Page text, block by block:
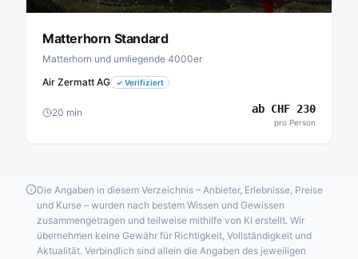
Matterhorn Standard
Matterhorn und umliegende 4000er
Air Zermatt AG
✓ Verifiziert
20 min ab CHF 230
pro Person
Die Angaben in diesem Verzeichnis – Anbieter, Erlebnisse, Preise
und Kurse – wurden nach bestem Wissen und Gewissen
zusammengetragen und teilweise mithilfe von KI erstellt. Wir
übernehmen keine Gewähr für Richtigkeit, Vollständigkeit und
Aktualität. Verbindlich sind allein die Angaben des jeweiligen